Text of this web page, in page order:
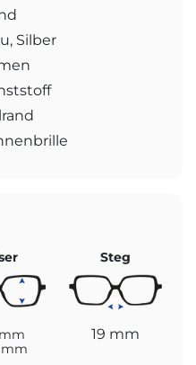
Silber
mm
Steg
19 mm